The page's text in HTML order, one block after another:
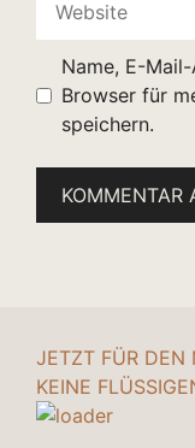
Name, E-
Browser für
speichern.
JETZT FÜR DEN
KEINE